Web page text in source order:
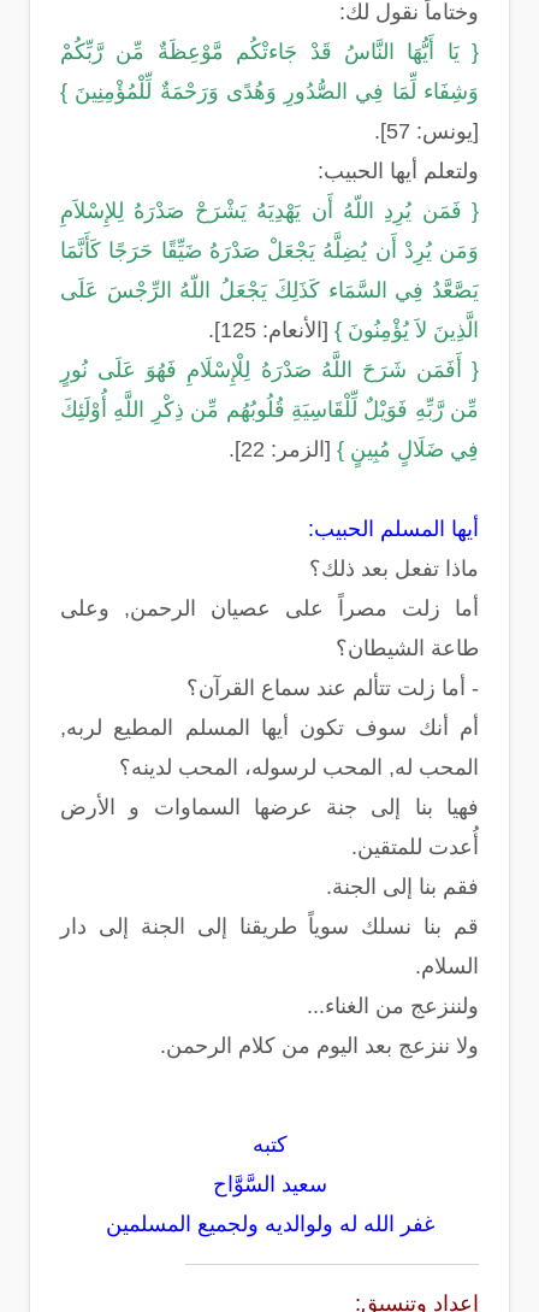
وختاماً نقول لك:
{ يَا أَيُّهَا النَّاسُ قَدْ جَاءتْكُم مَّوْعِظَةٌ مِّن رَّبِّكُمْ
وَشِفَاء لِّمَا فِي الصُّدُورِ وَهُدًى وَرَحْمَةٌ لِّلْمُؤْمِنِينَ }
[يونس: 57].
ولتعلم أيها الحبيب:
{ فَمَن يُرِدِ اللّهُ أَن يَهْدِيَهُ يَشْرَحْ صَدْرَهُ لِلإِسْلاَمِ
وَمَن يُرِدْ أَن يُضِلَّهُ يَجْعَلْ صَدْرَهُ ضَيِّقًا حَرَجًا كَأَنَّمَا
يَصَّعَّدُ فِي السَّمَاء كَذَلِكَ يَجْعَلُ اللّهُ الرِّجْسَ عَلَى
الَّذِينَ لاَ يُؤْمِنُونَ } [الأنعام: 125].
{ أَفَمَن شَرَحَ اللَّهُ صَدْرَهُ لِلْإِسْلَامِ فَهُوَ عَلَى نُورٍ
مِّن رَّبِّهِ فَوَيْلٌ لِّلْقَاسِيَةِ قُلُوبُهُم مِّن ذِكْرِ اللَّهِ أُوْلَئِكَ
فِي ضَلَالٍ مُبِينٍ } [الزمر: 22].
أيها المسلم الحبيب:
ماذا تفعل بعد ذلك؟
أما زلت مصراً على عصيان الرحمن, وعلى
طاعة الشيطان؟
- أما زلت تتألم عند سماع القرآن؟
أم أنك سوف تكون أيها المسلم المطيع لربه,
المحب له, المحب لرسوله، المحب لدينه؟
فهيا بنا إلى جنة عرضها السماوات و الأرض
أُعدت للمتقين.
فقم بنا إلى الجنة.
قم بنا نسلك سوياً طريقنا إلى الجنة إلى دار
السلام.
ولننزعج من الغناء...
ولا ننزعج بعد اليوم من كلام الرحمن.
كتبه
سعيد السَّوَّاح
غفر الله له ولوالديه ولجميع المسلمين
إعداد وتنسيق: